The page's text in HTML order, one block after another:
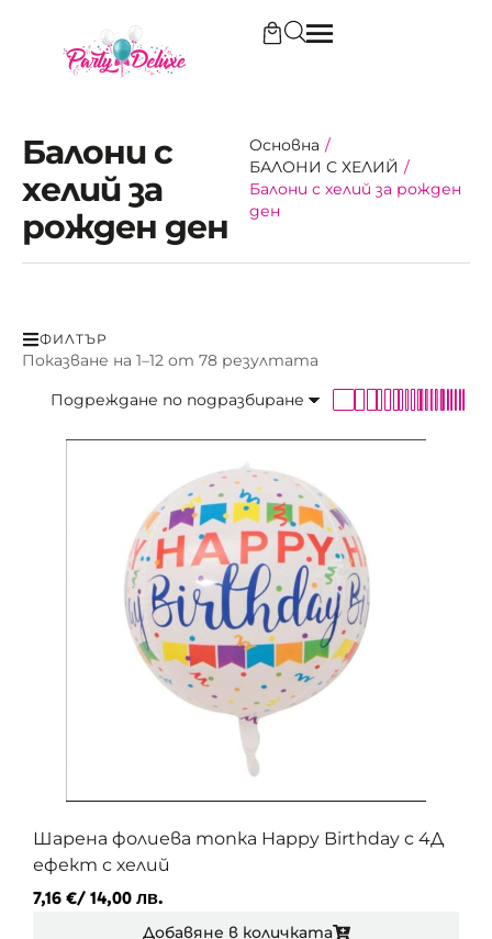
Балони с
хелий за
рожден ден
Основна /
БАЛОНИ С ХЕЛИЙ /
Балони с хелий за рожден
ден
ФИЛТЪР
Показване на 1–12 от 78 резултата
Шарена фолиева топка Happy Birthday с 4Д
ефект с хелий
7,16 €/ 14,00 лв.
Добавяне в количката